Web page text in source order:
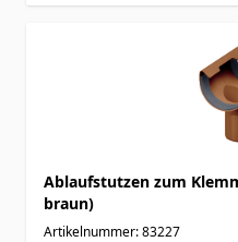
Ablaufstutzen zum
braun)
Artikelnummer: 83227